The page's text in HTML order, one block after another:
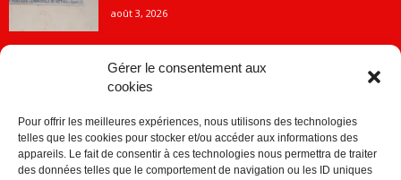
Gérer le consentement aux
cookies
Pour offrir les meilleures expériences, nous utilisons des technologies
telles que les cookies pour stocker et/ou accéder aux informations des
appareils. Le fait de consentir à ces technologies nous permettra de traiter
des données telles que le comportement de navigation ou les ID uniques
août 3, 2026
CATÉGORIE POPULAIRE
ACTUALITES
Economie 2091
1840